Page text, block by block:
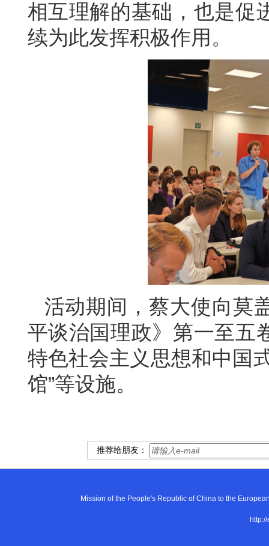
相互理解的基础，也是促
续为此发挥积极作用。
活动期间，蔡大使向莫
平谈治国理政》第一至五
特色社会主义思想和中国
馆”等设施。
推荐给朋友：
Mission of the People's Republic of China to the